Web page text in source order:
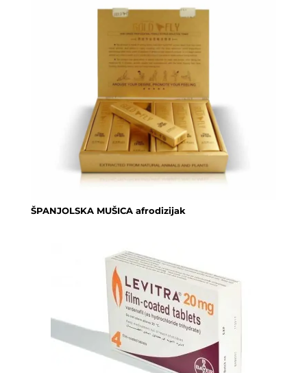
ŠPANJOLSKA MUŠICA afrodizijak